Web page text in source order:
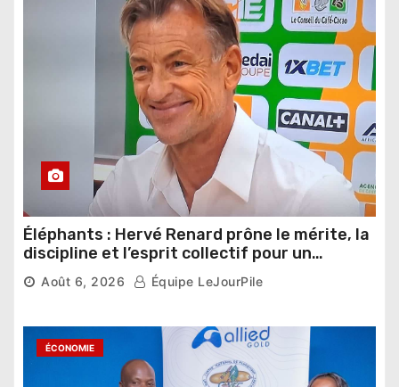
Éléphants : Hervé Renard prône le mérite, la
discipline et l’esprit collectif pour un
nouveau départ
Août 6, 2026 Équipe LeJourPile
ÉCONOMIE